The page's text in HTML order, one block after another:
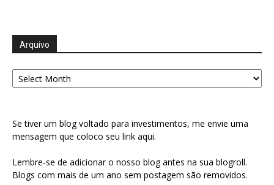
Arquivo
Arquivo
Se tiver um blog voltado para investimentos, me envie uma
mensagem que coloco seu link aqui.
Lembre-se de adicionar o nosso blog antes na sua blogroll.
Blogs com mais de um ano sem postagem são removidos.